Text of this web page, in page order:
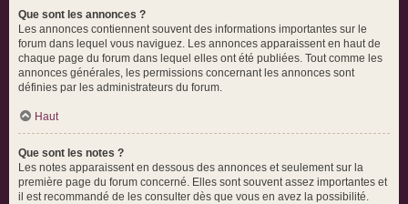
Que sont les annonces ?
Les annonces contiennent souvent des informations importantes sur le
forum dans lequel vous naviguez. Les annonces apparaissent en haut de
chaque page du forum dans lequel elles ont été publiées. Tout comme les
annonces générales, les permissions concernant les annonces sont
définies par les administrateurs du forum.
Haut
Que sont les notes ?
Les notes apparaissent en dessous des annonces et seulement sur la
première page du forum concerné. Elles sont souvent assez importantes et
il est recommandé de les consulter dès que vous en avez la possibilité.